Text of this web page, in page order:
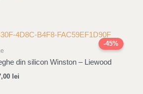
-45%
din silicon Winston – Liewood
lei
Current